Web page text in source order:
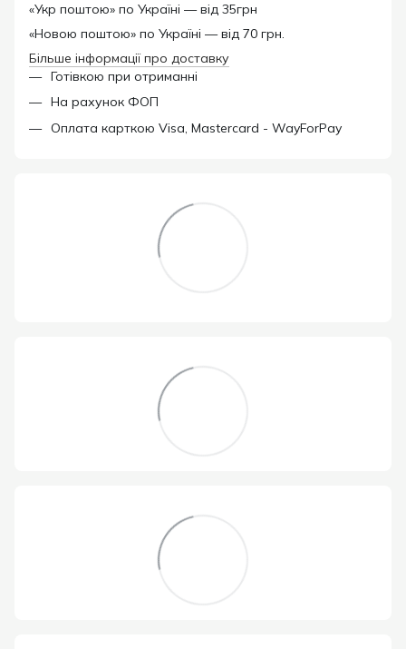
«Укр поштою» по Україні — від 35грн
«Новою поштою» по Україні — від 70 грн.
Більше інформації про доставку
Готівкою при отриманні
На рахунок ФОП
Оплата карткою Visa, Mastercard - WayForPay